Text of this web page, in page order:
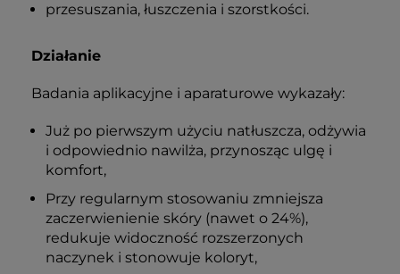
przesuszania, łuszczenia i szorstkości.
Działanie
Badania aplikacyjne i aparaturowe wykazały:
Już po pierwszym użyciu natłuszcza, odżywia
i odpowiednio nawilża, przynosząc ulgę i
komfort,
Przy regularnym stosowaniu zmniejsza
zaczerwienienie skóry (nawet o 24%),
redukuje widoczność rozszerzonych
naczynek i stonowuje koloryt,